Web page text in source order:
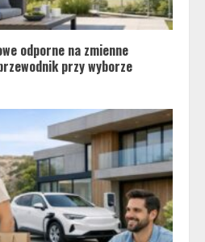
odporne na zmienne
przy wyborze